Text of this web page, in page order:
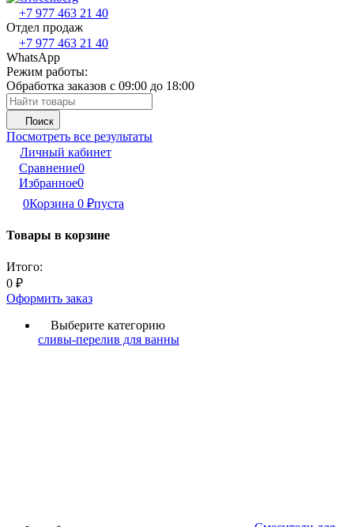
+7 977 463 21 40
Отдел продаж
+7 977 463 21 40
WhatsApp
Режим работы:
Обработка заказов с 09:00 до 18:00
Поиск
Посмотреть все результаты
Личный кабинет
Сравнение0
Избранное0
0Корзина 0 ₽пуста
Товары в корзине
Итого:
0 ₽
Оформить заказ
Выберите категорию
сливы-перелив для ванны